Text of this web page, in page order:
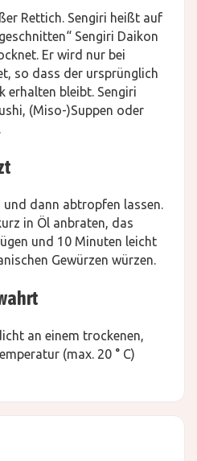
Rettich. Sengiri heißt auf
Sengiri Daikon
Er wird nur bei
so dass der ursprünglich
erhalten bleibt. Sengiri
(Miso-)Suppen oder
und dann abtropfen lassen.
in Öl anbraten, das
und 10 Minuten leicht
Gewürzen würzen.
an einem trockenen,
(max. 20 ° C)